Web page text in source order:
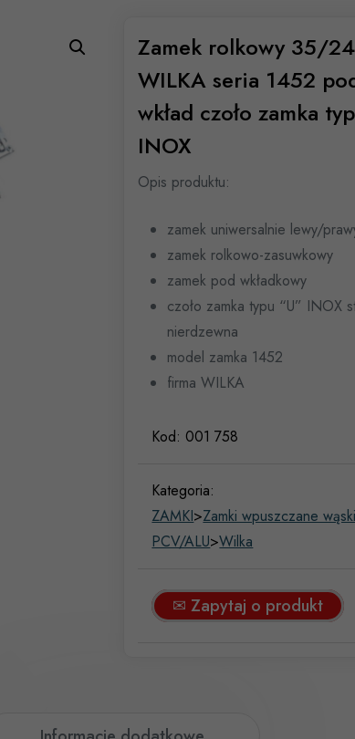
Zamek rolkowy 35/24
WILKA seria 1452
wkład czoło zamka
INOX
Opis produktu:
zamek uniwersalnie lewy/
zamek rolkowo-zasuwkowy
zamek pod wkładkowy
czoło zamka typu “U” INOX
nierdzewna
model zamka 1452
firma WILKA
Kod: 001 758
Kategoria:
ZAMKI>Zamki wpuszczane
PCV/ALU>Wilka
✉ Zapytaj o produkt